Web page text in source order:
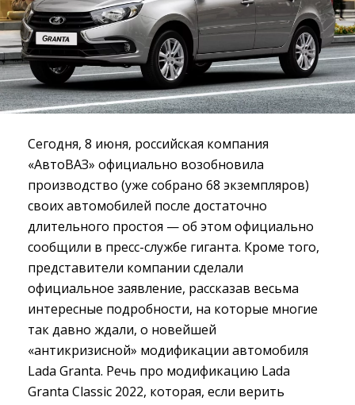
Сегодня, 8 июня, российская компания
«АвтоВАЗ» официально возобновила
производство (уже собрано 68 экземпляров)
своих автомобилей после достаточно
длительного простоя — об этом официально
сообщили в пресс-службе гиганта. Кроме того,
представители компании сделали
официальное заявление, рассказав весьма
интересные подробности, на которые многие
так давно ждали, о новейшей
«антикризисной» модификации автомобиля
Lada Granta. Речь про модификацию Lada
Granta Classic 2022, которая, если верить